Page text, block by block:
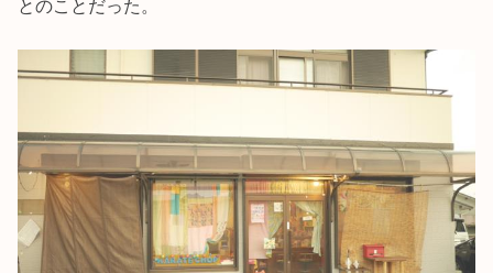
とのことだった。